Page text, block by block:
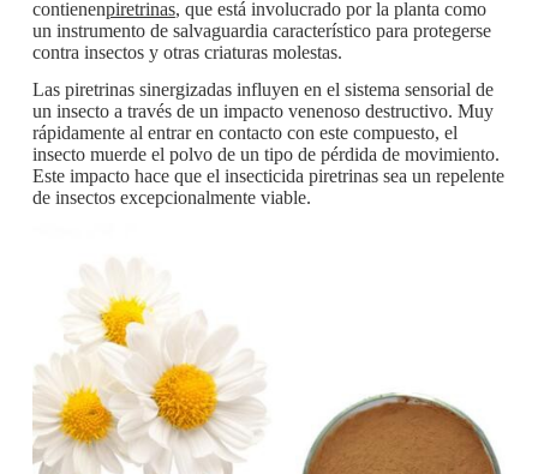
contienenpiretrinas, que está involucrado por la planta como
un instrumento de salvaguardia característico para protegerse
contra insectos y otras criaturas molestas.
Las piretrinas sinergizadas influyen en el sistema sensorial de
un insecto a través de un impacto venenoso destructivo. Muy
rápidamente al entrar en contacto con este compuesto, el
insecto muerde el polvo de un tipo de pérdida de movimiento.
Este impacto hace que el insecticida piretrinas sea un repelente
de insectos excepcionalmente viable.